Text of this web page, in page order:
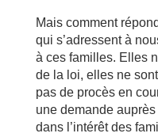
Mais comment
qui s’adressent à
à ces familles. Elles
de la loi, elles ne
pas de procès en
une demande auprès
dans l’intérêt des